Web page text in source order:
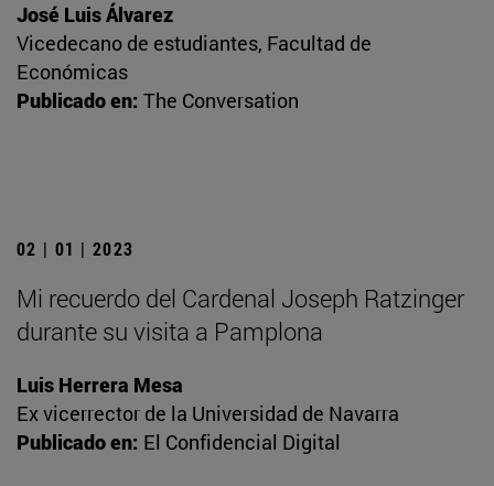
José Luis Álvarez
Vicedecano de estudiantes, Facultad de
Económicas
Publicado en: The Conversation
02 | 01 | 2023
Mi recuerdo del Cardenal Joseph Ratzinger
durante su visita a Pamplona
Luis Herrera Mesa
Ex vicerrector de la Universidad de Navarra
Publicado en: El Confidencial Digital